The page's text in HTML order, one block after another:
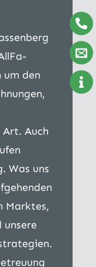
den
Auch
Was uns
Marktes,
unsere